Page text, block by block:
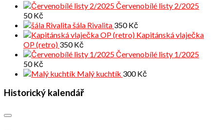
Červenobílé listy 2/2025
50Kč
šála Rivalita 350Kč
Kapitánská vlaječka
OP (retro) 350Kč
Červenobílé listy 1/2025
50Kč
Malý kuchtík 300Kč
Historický kalendář